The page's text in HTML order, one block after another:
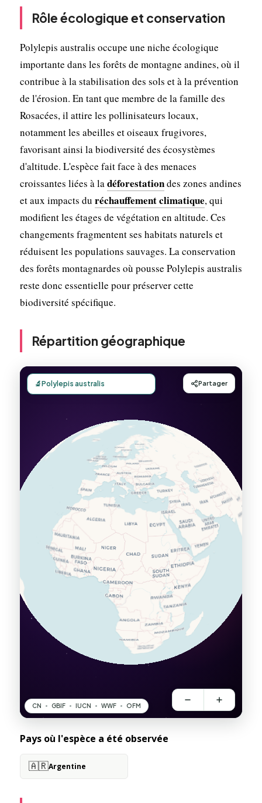
Rôle écologique et conservation
Polylepis australis occupe une niche écologique
importante dans les forêts de montagne andines, où il
contribue à la stabilisation des sols et à la prévention
de l'érosion. En tant que membre de la famille des
Rosacées, il attire les pollinisateurs locaux,
notamment les abeilles et oiseaux frugivores,
favorisant ainsi la biodiversité des écosystèmes
d'altitude. L'espèce fait face à des menaces
croissantes liées à ladéforestationdes zones andines
et aux impacts du réchauffement climatique, qui
modifient les étages de végétation en altitude. Ces
changements fragmentent ses habitats naturels et
réduisent les populations sauvages. La conservation
des forêts montagnardes où pousse Polylepis australis
reste donc essentielle pour préserver cette
biodiversité spécifique.
Répartition géographique
Pays où l'espèce a été observée
🇦🇷Argentine